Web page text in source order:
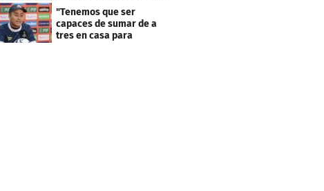
"Tenemos que ser
capaces de sumar de a
tres en casa para